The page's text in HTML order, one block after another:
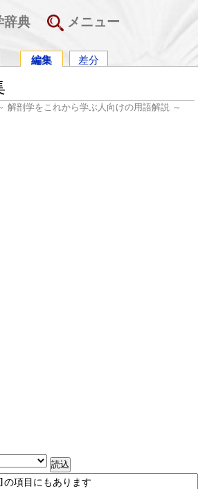
辞典 メニュー
編集 差分
解剖学をこれから学ぶ人向けの用語解説 ～